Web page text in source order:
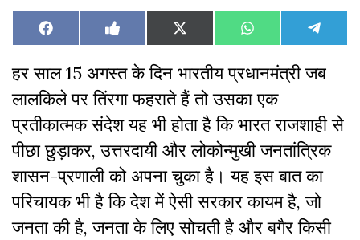
Share
on
Facebook Share
on
Like
on
Facebook
Share
on
X
(Twitter)
Share
on
WhatsAppShare
on
हर साल 15 अगस्त के दिन भारतीय प्रधानमंत्री जब
लालकिले पर तिंरगा फहराते हैं तो उसका एक
प्रतीकात्मक संदेश यह भी होता है कि भारत राजशाही से
पीछा छुड़ाकर, उत्तरदायी और लोकोन्मुखी जनतांत्रिक
शासन-प्रणाली को अपना चुका है। यह इस बात का
परिचायक भी है कि देश में ऐसी सरकार कायम है, जो
जनता की है, जनता के लिए सोचती है और बगैर किसी